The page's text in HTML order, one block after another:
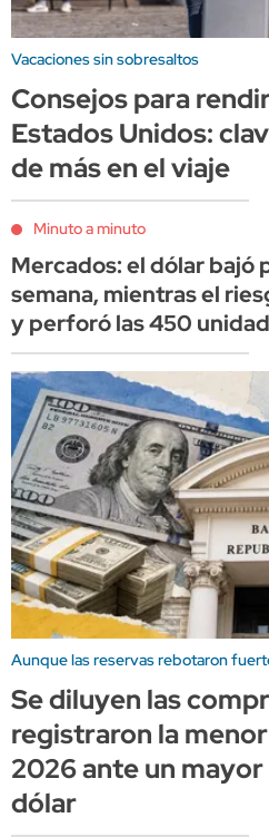
Vacaciones sin sobresaltos
Consejos para
Estados Unidos:
de más en el viaje
Minuto a minuto
Mercados: el dólar bajó
semana, mientras el
y perforó las 450
Aunque las reservas rebotaron
Se diluyen las
registraron la
2026 ante un
dólar